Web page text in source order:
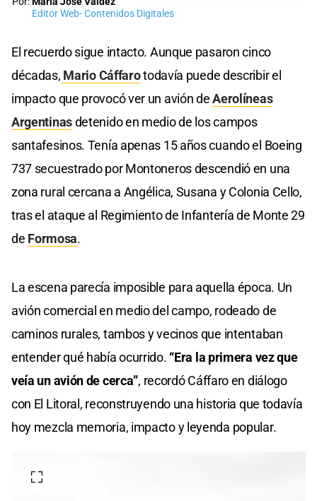
Editor Web- Contenidos Digitales
El recuerdo sigue intacto. Aunque pasaron cinco
décadas, Mario Cáffarotodavía puede describir el
impacto que provocó ver un avión deAerolíneas
Argentinasdetenido en medio de los campos
santafesinos. Tenía apenas 15 años cuando el Boeing
737 secuestrado por Montoneros descendió en una
zona rural cercana a Angélica, Susana y Colonia Cello,
tras el ataque al Regimiento de Infantería de Monte 29
de Formosa.
La escena parecía imposible para aquella época. Un
avión comercial en medio del campo, rodeado de
caminos rurales, tambos y vecinos que intentaban
entender qué había ocurrido. “Era la primera vez que
veía un avión de cerca”, recordó Cáffaro en diálogo
con El Litoral, reconstruyendo una historia que todavía
hoy mezcla memoria, impacto y leyenda popular.